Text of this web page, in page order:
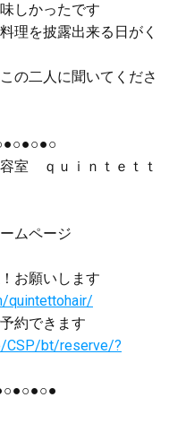
しかったです
理を披露出来る日がく
の二人に聞いてくださ
室 ｑｕｉｎｔｅｔｔ
ムページ
お願いします
quintettohair/
約できます
CSP/bt/reserve/?